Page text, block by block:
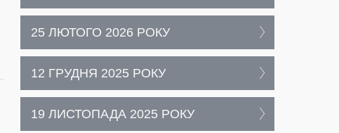
25 ЛЮТОГО 2026 РОКУ
12 ГРУДНЯ 2025 РОКУ
19 ЛИСТОПАДА 2025 РОКУ